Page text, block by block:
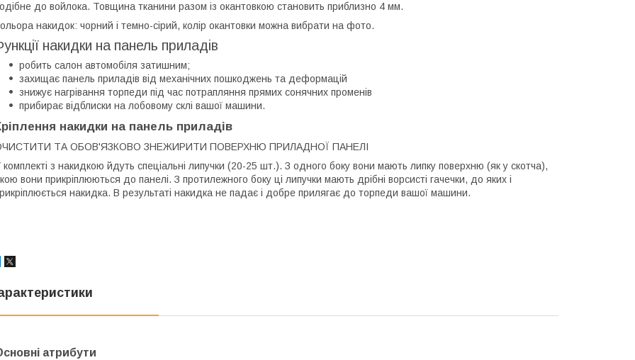
до войлока. Товщина тканини разом із окантовкою становить приблизно 4 мм.
накидок: чорний і темно-сірий, колір окантовки можна вибрати на фото.
накидки на панель приладів
робить салон автомобіля затишним;
захищає панель приладів від механічних пошкоджень та деформацій
знижує нагрівання торпеди під час потрапляння прямих сонячних променів
прибирає відблиски на лобовому склі вашої машини.
накидки на панель приладів
ТА ОБОВ'ЯЗКОВО ЗНЕЖИРИТИ ПОВЕРХНЮ ПРИЛАДНОЇ ПАНЕЛІ
комплекті з накидкою йдуть спеціальні липучки (20-25 шт.). З одного боку вони мають липку поверхню (як у скотча),
вони прикріплюються до панелі. З протилежного боку ці липучки мають дрібні ворсисті гачечки, до яких і
накидка. В результаті накидка не падає і добре прилягає до торпеди вашої машини.
атрибути